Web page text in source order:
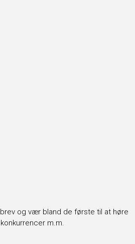
og vær bland de første til at høre
m.m.